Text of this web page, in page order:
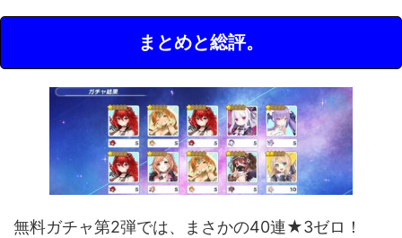
まとめと総評。
無料ガチャ第2弾では、まさかの40連★3ゼロ！